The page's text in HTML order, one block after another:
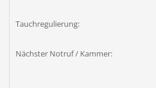
Tauchregulierung:
Nächster Notruf / Kammer: